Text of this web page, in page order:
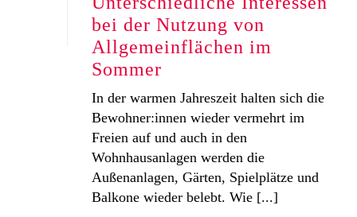
bei der Nutzung von
Allgemeinflächen im
Sommer
In der warmen Jahreszeit halten sich die
Bewohner:innen wieder vermehrt im
Freien auf und auch in den
Wohnhausanlagen werden die
Außenanlagen, Gärten, Spielplätze und
Balkone wieder belebt. Wie [...]